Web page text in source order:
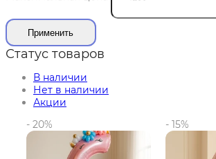
Применить
Статус товаров
В наличии
Нет в наличии
Акции
- 20%
- 15%